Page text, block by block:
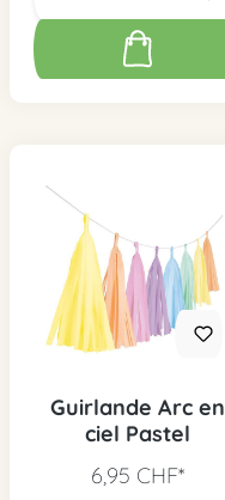
Guirlande Arc en
ciel Pastel
6,95 CHF*